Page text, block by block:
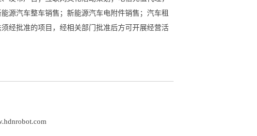
源汽车整车销售；新能源汽车电附件销售；汽车租
经批准的项目，经相关部门批准后方可开展经营活